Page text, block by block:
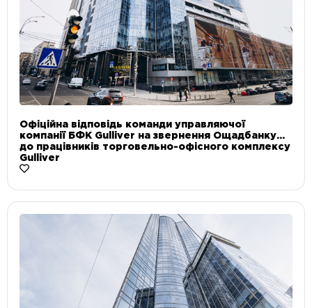
Офіційна відповідь команди управляючої
компанії БФК Gulliver на звернення Ощадбанку
до працівників торговельно-офісного комплексу
Gulliver